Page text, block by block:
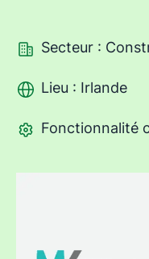
Secteur :
Lieu : Irlande
Fonctionnalité